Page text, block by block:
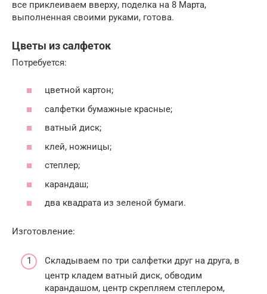
все приклеиваем вверху, поделка на 8 Марта,
выполненная своими руками, готова.
Цветы из салфеток
Потребуется:
цветной картон;
салфетки бумажные красные;
ватный диск;
клей, ножницы;
степлер;
карандаш;
два квадрата из зеленой бумаги.
Изготовление:
Складываем по три салфетки друг на друга, в
центр кладем ватный диск, обводим
карандашом, центр скрепляем степлером,